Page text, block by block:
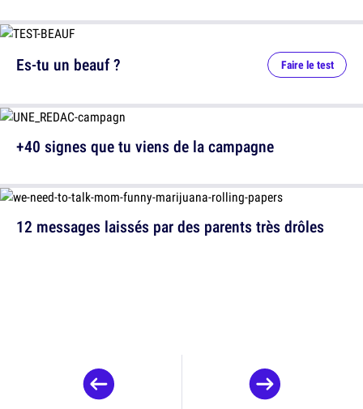
12 messages laissés par des parents très drôles
Es-tu un beauf ? Faire le test
+40 signes que tu viens de la campagne